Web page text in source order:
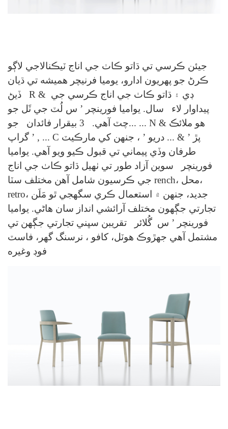
جيئن ڪرسي تي ڌاتو ڪاٺ جي اناج ٽيڪنالاجي لاڳو
ڪرڻ جو پهريون ادارو، يوميا فرنيچر هميشه تي ڌيان
R &
پيداوار لاء
سال. يواميا فورينچر ’ س لُٽ جي ٽَل جو
چٽ آھي.
بيقرار فائدان جو... ... N ھو ملائڪ &
’ , ... C پڙ ’ &
... دريو ’ ، جنهن کي مارڪيٽ
طرفان وڏي پيماني تي قبول ڪيو ويو آهي. يواميا
فورينچر
سوين آزاد طور تي ٺهيل ڌاتو ڪاٺ جي اناج
جي ڪرسيون شامل آهن rench، محل،
retro، جديد، جنهن ۾ استعمال ڪري سگهجي ٿو مَلَن
تجارتي جڳهون مختلف آرائشي انداز سان ھاڻي. يواميا
فورينچر ’ س گُلائر
تقريبن سڀني تجارتي جڳهن تي
مشتمل آهي جهڙوڪ هوٽل، کافو ، نرسنگ گهر، فاسٽ
فوڊ وغيره